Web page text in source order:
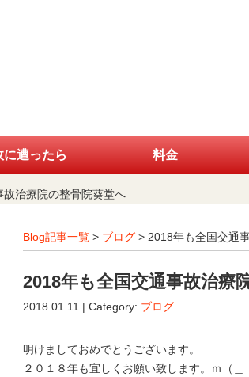
に遭ったら 料金
治療院の整骨院葵堂へ
Blog記事一覧 > ブログ > 2018年も全国交通
2018年も全国交通事故治療
2018.01.11 | Category: ブログ
明けましておめでとうございます。
２０１８年も宜しくお願い致します。ｍ（